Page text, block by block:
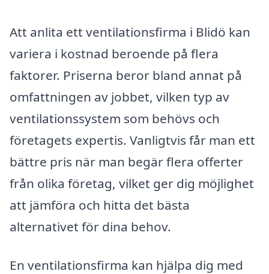
Att anlita ett ventilationsfirma i Blidö kan
variera i kostnad beroende på flera
faktorer. Priserna beror bland annat på
omfattningen av jobbet, vilken typ av
ventilationssystem som behövs och
företagets expertis. Vanligtvis får man ett
bättre pris när man begär flera offerter
från olika företag, vilket ger dig möjlighet
att jämföra och hitta det bästa
alternativet för dina behov.
En ventilationsfirma kan hjälpa dig med